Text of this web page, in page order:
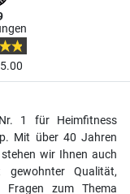
1 für Heimfitness
Mit über 40 Jahren
wir Ihnen auch
Qualität,
Fragen zum Thema